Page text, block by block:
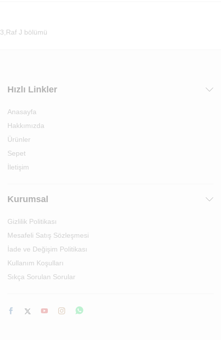
3,Raf J bölümü
Hızlı Linkler
Anasayfa
Hakkımızda
Ürünler
Sepet
İletişim
Kurumsal
Gizlilik Politikası
Mesafeli Satış Sözleşmesi
İade ve Değişim Politikası
Kullanım Koşulları
Sıkça Sorulan Sorular